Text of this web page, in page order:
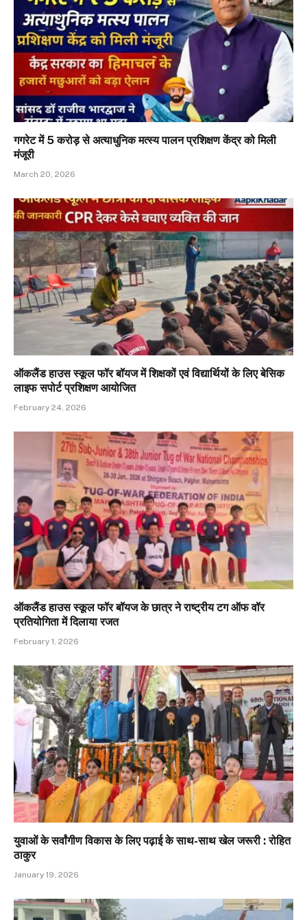
गगरेट में ₹5 करोड़ से अत्याधुनिक मत्स्य पालन प्रशिक्षण केंद्र को मिली
मंजूरी
March 20, 2026
ऑकलैंड हाउस स्कूल फॉर बॉयज में शिक्षकों एवं विद्यार्थियों के लिए बेसिक
लाइफ सपोर्ट प्रशिक्षण आयोजित
February 24, 2026
ऑकलैंड हाउस स्कूल फॉर बॉयज के छात्र ने राष्ट्रीय टग ऑफ वॉर
प्रतियोगिता में दिलाया रजत
February 1, 2026
युवाओं के सर्वांगीण विकास के लिए पढ़ाई के साथ-साथ खेल जरूरी : रोहित
ठाकुर
January 19, 2026